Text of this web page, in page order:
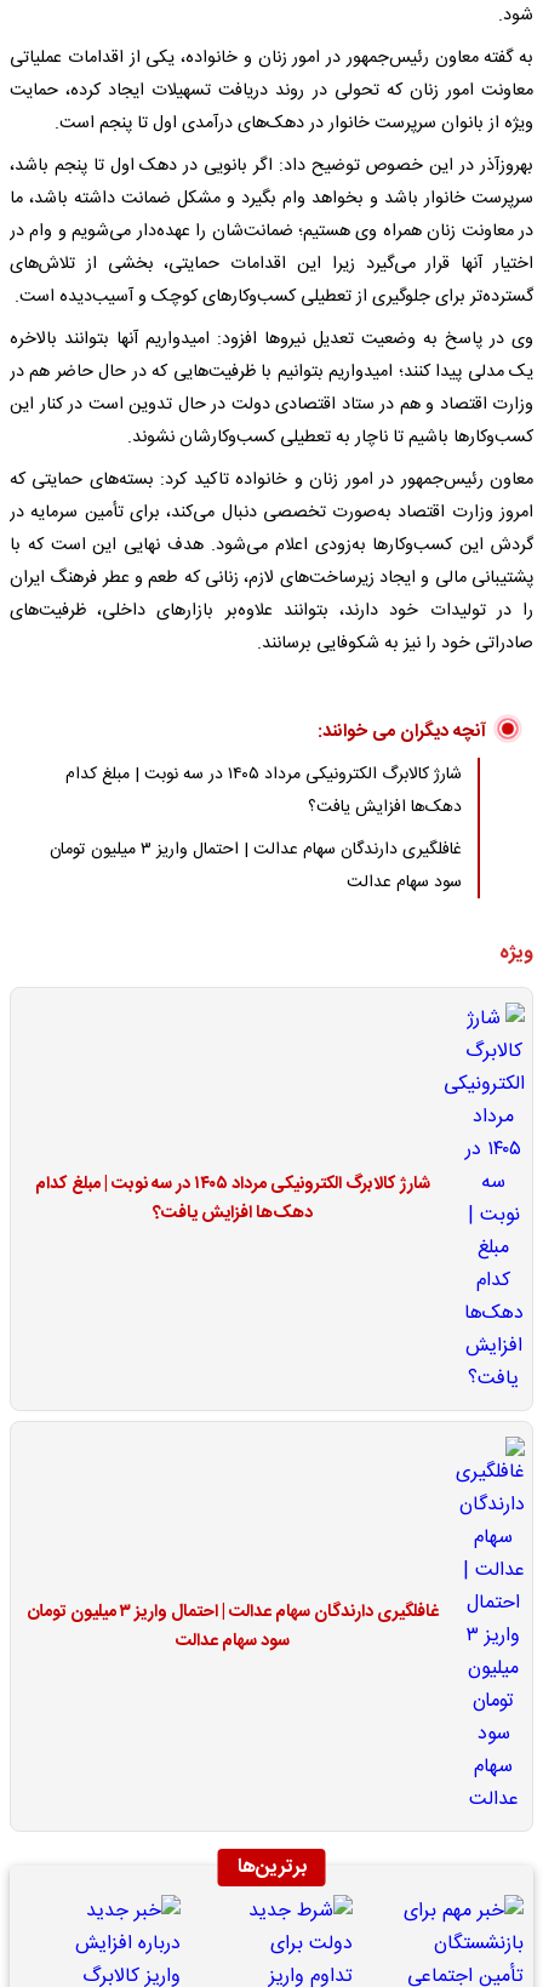
شود.
به گفته معاون رئیس‌جمهور در امور زنان و خانواده، یکی از اقدامات عملیاتی
معاونت امور زنان که تحولی در روند دریافت تسهیلات ایجاد کرده، حمایت
ویژه از بانوان سرپرست خانوار در دهک‌های درآمدی اول تا پنجم است.
بهروزآذر در این خصوص توضیح داد: اگر بانویی در دهک اول تا پنجم باشد،
سرپرست خانوار باشد و بخواهد وام بگیرد و مشکل ضمانت داشته باشد، ما
در معاونت زنان همراه وی هستیم؛ ضمانت‌شان را عهده‌دار می‌شویم و وام در
اختیار آنها قرار می‌گیرد زیرا این اقدامات حمایتی، بخشی از تلاش‌های
گسترده‌تر برای جلوگیری از تعطیلی کسب‌وکارهای کوچک و آسیب‌دیده است.
وی در پاسخ به وضعیت تعدیل نیروها افزود: امیدواریم آنها بتوانند بالاخره
یک مدلی پیدا کنند؛ امیدواریم بتوانیم با ظرفیت‌هایی که در حال حاضر هم در
وزارت اقتصاد و هم در ستاد اقتصادی دولت در حال تدوین است در کنار این
کسب‌وکارها باشیم تا ناچار به تعطیلی کسب‌وکارشان نشوند.
معاون رئیس‌جمهور در امور زنان و خانواده تاکید کرد: بسته‌های حمایتی که
امروز وزارت اقتصاد به‌صورت تخصصی دنبال می‌کند، برای تأمین سرمایه در
گردش این کسب‌وکارها به‌زودی اعلام می‌شود. هدف نهایی این است که با
پشتیبانی مالی و ایجاد زیرساخت‌های لازم، زنانی که طعم و عطر فرهنگ ایران
را در تولیدات خود دارند، بتوانند علاوه‌بر بازارهای داخلی، ظرفیت‌های
صادراتی خود را نیز به شکوفایی برسانند.
آنچه دیگران می خوانند:
شارژ کالابرگ الکترونیکی مرداد ۱۴۰۵ در سه نوبت | مبلغ کدام
دهک‌ها افزایش یافت؟
غافلگیری دارندگان سهام عدالت | احتمال واریز ۳ میلیون تومان
سود سهام عدالت
ویژه
شارژ کالابرگ الکترونیکی مرداد ۱۴۰۵ در سه نوبت | مبلغ کدام
دهک‌ها افزایش یافت؟
غافلگیری دارندگان سهام عدالت | احتمال واریز ۳ میلیون تومان
سود سهام عدالت
برترین‌ها